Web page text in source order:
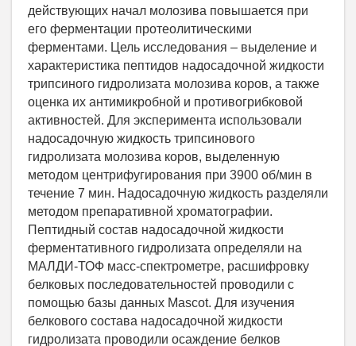
действующих начал молозива повышается при
его ферментации протеолитическими
ферментами. Цель исследования – выделение и
характеристика пептидов надосадочной жидкости
трипсиного гидролизата молозива коров, а также
оценка их антимикробной и противогрибковой
активностей. Для эксперимента использовали
надосадочную жидкость трипсинового
гидролизата молозива коров, выделенную
методом центрифугирования при 3900 об/мин в
течение 7 мин. Надосадочную жидкость разделяли
методом препаративной хроматографии.
Пептидный состав надосадочной жидкости
ферментативного гидролизата определяли на
МАЛДИ-ТОФ масс-спектрометре, расшифровку
белковых последовательностей проводили с
помощью базы данных Mascot. Для изучения
белкового состава надосадочной жидкости
гидролизата проводили осаждение белков